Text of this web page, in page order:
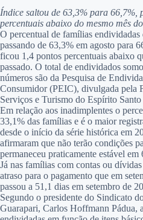
Índice saltou de 63,3% para 66,7%,
percentuais abaixo do mesmo mês
O percentual de famílias
passando de 63,3% em agosto para
ficou 1,4 pontos percentuais abaixo
passado. O total de endividados
números são da Pesquisa de
Consumidor (PEIC), divulgada pela
Serviços e Turismo do Espírito
Em relação aos inadimplentes o
33,1% das famílias e é o maior
desde o início da série histórica em
afirmaram que não terão condições
permaneceu praticamente estável em
Já nas famílias com contas ou
atraso para o pagamento que em
passou a 51,1 dias em setembro de
Segundo o presidente do Sindicato
Guarapari, Carlos Hoffmann Pádua,